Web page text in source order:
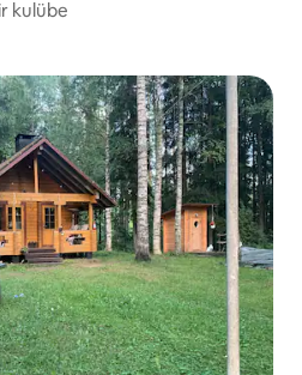
kulübe
beğenilenler arasında